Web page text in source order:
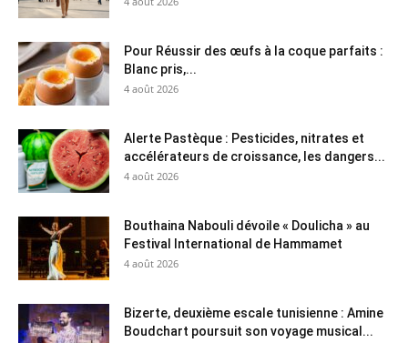
Pour Réussir des œufs à la coque parfaits :
Blanc pris,...
4 août 2026
Alerte Pastèque : Pesticides, nitrates et
accélérateurs de croissance, les dangers...
4 août 2026
Bouthaina Nabouli dévoile « Doulicha » au
Festival International de Hammamet
4 août 2026
Bizerte, deuxième escale tunisienne : Amine
Boudchart poursuit son voyage musical...